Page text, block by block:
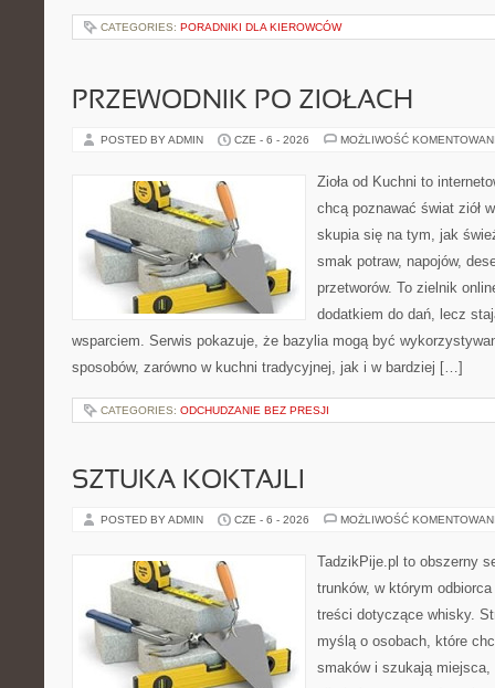
CATEGORIES: PORADNIKI DLA KIEROWCÓW
PRZEWODNIK PO ZIOŁACH
POSTED BY ADMIN CZE - 6 - 2026 MOŻLIWOŚĆ
Zioła od Kuchni to
chcą poznawać świat ziół
skupia się na tym, jak
smak potraw, napojów,
przetworów. To zielnik
dodatkiem do dań, lecz
wsparciem. Serwis pokazuje, że bazylia mogą być
sposobów, zarówno w kuchni tradycyjnej, jak i w bardziej […]
CATEGORIES: ODCHUDZANIE BEZ PRESJI
SZTUKA KOKTAJLI
POSTED BY ADMIN CZE - 6 - 2026 MOŻLIWOŚĆ
TadzikPije.pl to obszerny
trunków, w którym
treści dotyczące whisky.
myślą o osobach, które
smaków i szukają